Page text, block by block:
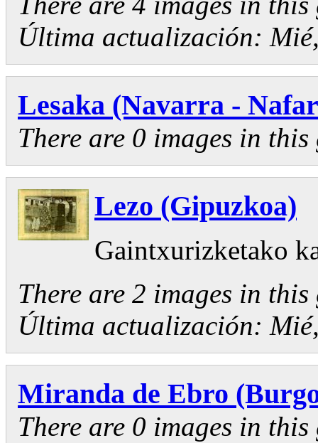
Última actualización:
Lesaka (Navarra -
There are 0 images in
Lezo (Gipuzkoa)
Gaintxurizketako
There are 2 images in
Última actualización:
Miranda de Ebro
There are 0 images in